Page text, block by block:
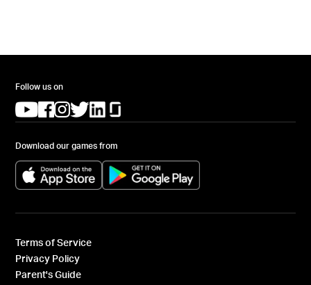
Follow us on
(opens in a new tab)
(opens in a new tab)
(opens in a new tab)
(opens in a new tab)
(opens in a new tab)
Download our games from
(opens in a new tab) (opens in a new tab)
Terms of Service
Privacy Policy
Parent's Guide